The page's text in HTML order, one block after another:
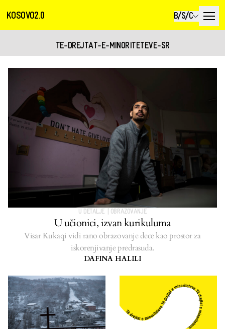
KOSOVO2.0 B/S/C
TE-DREJTAT-E-MINORITETEVE-SR
U DETALJE OBRAZOVANJE
U učionici, izvan kurikuluma
Visar Kukaqi vidi rano obrazovanje dece kao prostor za
iskorenjivanje predrasuda.
DAFINA HALILI